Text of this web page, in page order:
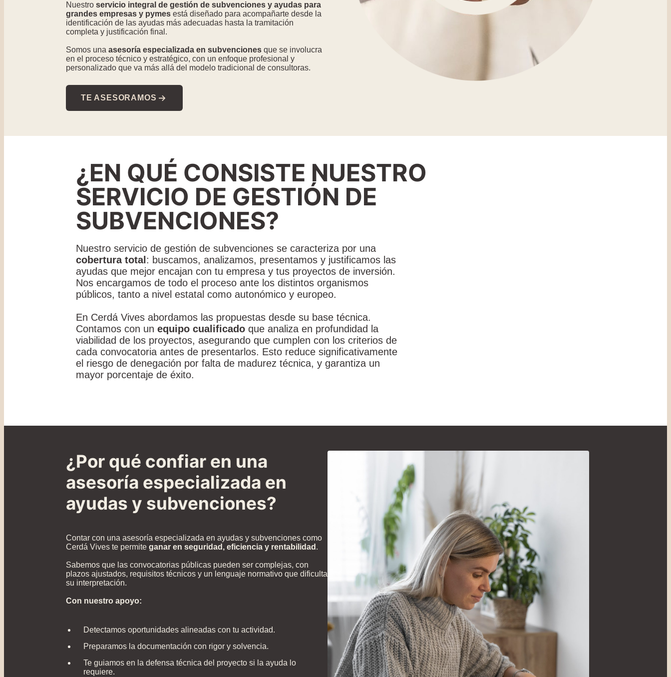
Nuestro servicio integral de gestión de subvenciones y ayudas para
grandes empresas y pymes está diseñado para acompañarte desde la
identificación de las ayudas más adecuadas hasta la tramitación
completa y justificación final.
Somos una asesoría especializada en subvenciones que se involucra
en el proceso técnico y estratégico, con un enfoque profesional y
personalizado que va más allá del modelo tradicional de consultoras.
TE ASESORAMOS
¿EN QUÉ CONSISTE NUESTRO
SERVICIO DE GESTIÓN DE
SUBVENCIONES?
Nuestro servicio de gestión de subvenciones se caracteriza por una
cobertura total : buscamos, analizamos, presentamos y justificamos las
ayudas que mejor encajan con tu empresa y tus proyectos de inversión.
Nos encargamos de todo el proceso ante los distintos organismos
públicos, tanto a nivel estatal como autonómico y europeo.
En Cerdá Vives abordamos las propuestas desde su base técnica.
Contamos con un equipo cualificado que analiza en profundidad la
viabilidad de los proyectos, asegurando que cumplen con los criterios de
cada convocatoria antes de presentarlos. Esto reduce significativamente
el riesgo de denegación por falta de madurez técnica, y garantiza un
mayor porcentaje de éxito.
¿Por qué confiar en una
asesoría especializada en
ayudas y subvenciones?
Contar con una asesoría especializada en ayudas y subvenciones como
Cerdá Vives te permite ganar en seguridad, eficiencia y rentabilidad .
Sabemos que las convocatorias públicas pueden ser complejas, con
plazos ajustados, requisitos técnicos y un lenguaje normativo que dificulta
su interpretación.
Con nuestro apoyo:
Detectamos oportunidades alineadas con tu actividad.
Preparamos la documentación con rigor y solvencia.
Te guiamos en la defensa técnica del proyecto si la ayuda lo
requiere.